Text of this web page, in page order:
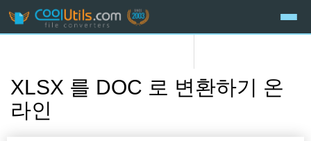
XLSX 를 DOC 로 변환하기 온
라인